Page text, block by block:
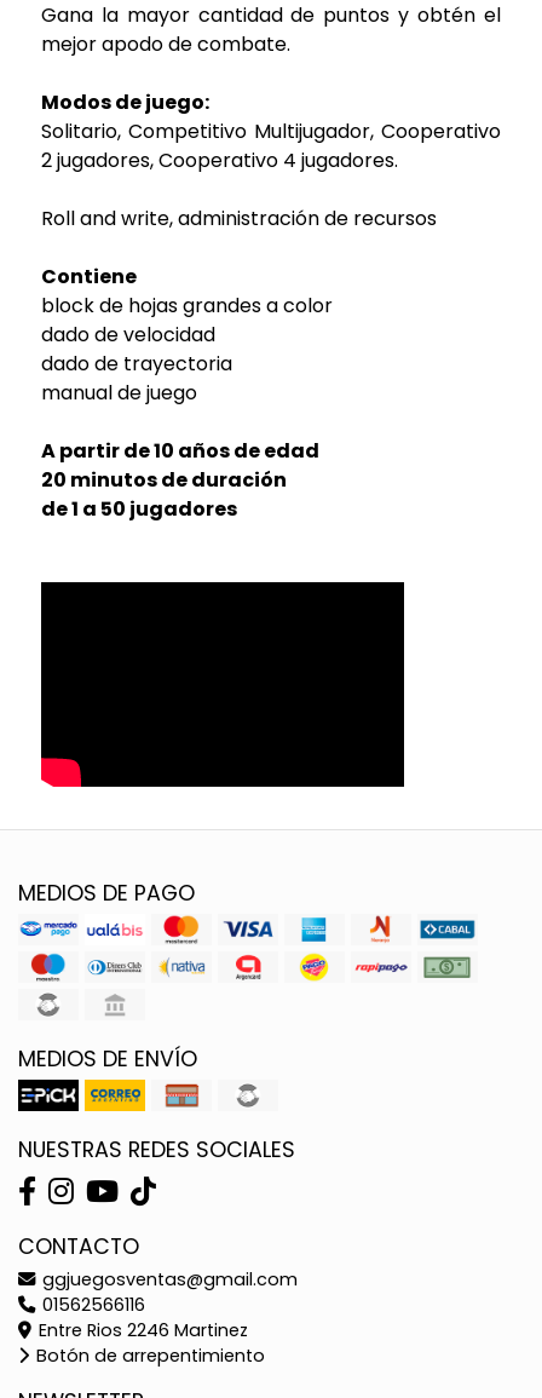
Gana la mayor cantidad de puntos y obtén el
mejor apodo de combate.
Modos de juego:
Solitario, Competitivo Multijugador, Cooperativo
2 jugadores, Cooperativo 4 jugadores.
Roll and write, administración de recursos
Contiene
block de hojas grandes a color
dado de velocidad
dado de trayectoria
manual de juego
A partir de 10 años de edad
20 minutos de duración
de 1 a 50 jugadores
MEDIOS DE PAGO
MEDIOS DE ENVÍO
NUESTRAS REDES SOCIALES
CONTACTO
ggjuegosventas@gmail.com
01562566116
Entre Rios 2246 Martinez
Botón de arrepentimiento